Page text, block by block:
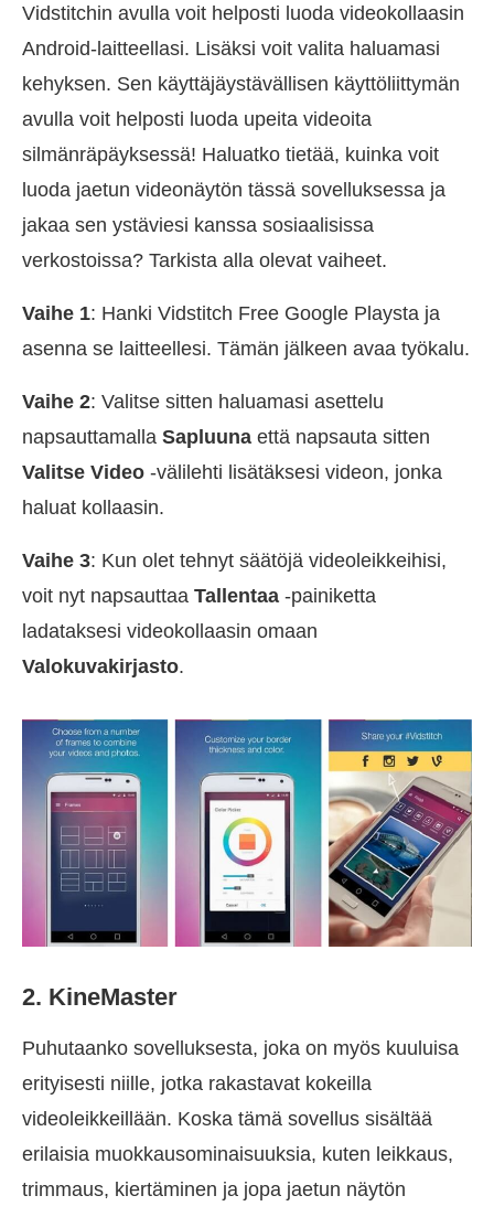
Vidstitchin avulla voit helposti luoda videokollaasin
Android-laitteellasi. Lisäksi voit valita haluamasi
kehyksen. Sen käyttäjäystävällisen käyttöliittymän
avulla voit helposti luoda upeita videoita
silmänräpäyksessä! Haluatko tietää, kuinka voit
luoda jaetun videonäytön tässä sovelluksessa ja
jakaa sen ystäviesi kanssa sosiaalisissa
verkostoissa? Tarkista alla olevat vaiheet.
Vaihe 1: Hanki Vidstitch Free Google Playsta ja
asenna se laitteellesi. Tämän jälkeen avaa työkalu.
Vaihe 2: Valitse sitten haluamasi asettelu
napsauttamalla Sapluuna että napsauta sitten
Valitse Video -välilehti lisätäksesi videon, jonka
haluat kollaasin.
Vaihe 3: Kun olet tehnyt säätöjä videoleikkeihisi,
voit nyt napsauttaa Tallentaa -painiketta
ladataksesi videokollaasin omaan
Valokuvakirjasto.
2. KineMaster
Puhutaanko sovelluksesta, joka on myös kuuluisa
erityisesti niille, jotka rakastavat kokeilla
videoleikkeillään. Koska tämä sovellus sisältää
erilaisia muokkausominaisuuksia, kuten leikkaus,
trimmaus, kiertäminen ja jopa jaetun näytön